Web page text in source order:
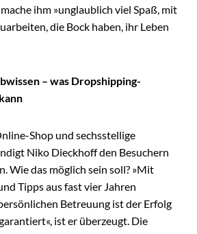
mache ihm »unglaublich viel Spaß, mit
die Bock haben, ihr Leben
– was Dropshipping-
Shop und sechsstellige
Niko Dieckhoff den Besuchern
Wie das möglich sein soll? »Mit
Tipps aus fast vier Jahren
Betreuung ist der Erfolg
ist er überzeugt. Die